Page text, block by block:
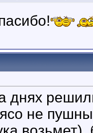
днях
не